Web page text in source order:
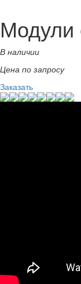
Модули
В наличии
Цена по запросу
Заказать